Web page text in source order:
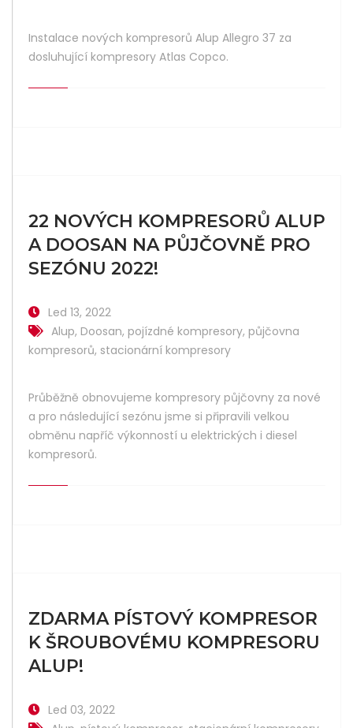
Instalace nových kompresorů Alup Allegro 37 za
dosluhující kompresory Atlas Copco.
22 NOVÝCH KOMPRESORŮ ALUP
A DOOSAN NA PŮJČOVNĚ PRO
SEZÓNU 2022!
Led 13, 2022
Alup, Doosan, pojízdné kompresory, půjčovna
kompresorů, stacionární kompresory
Průběžně obnovujeme kompresory půjčovny za nové
a pro následující sezónu jsme si připravili velkou
obměnu napříč výkonností u elektrických i diesel
kompresorů.
ZDARMA PÍSTOVÝ KOMPRESOR
K ŠROUBOVÉMU KOMPRESORU
ALUP!
Led 03, 2022